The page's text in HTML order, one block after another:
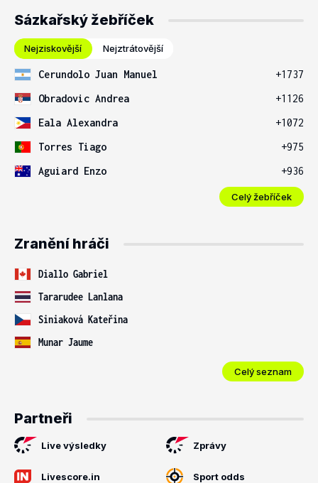
Sázkařský žebříček
Nejziskovější Nejztrátovější
Cerundolo Juan Manuel
+1737
Obradovic Andrea
+1126
Eala Alexandra
+1072
Torres Tiago
+975
Aguiard Enzo
+936
Celý žebříček
Zranění hráči
Diallo Gabriel
Tararudee Lanlana
Siniaková Kateřina
Munar Jaume
Celý seznam
Partneři
Live výsledky Zprávy
Livescore.in Sport odds